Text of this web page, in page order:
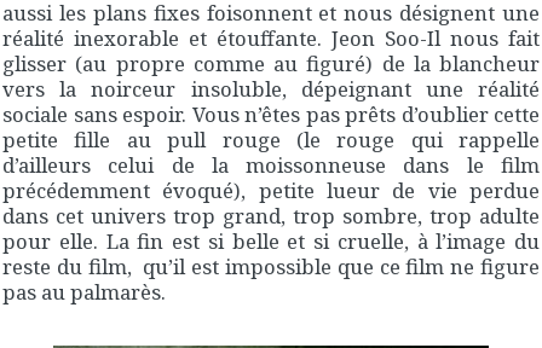
aussi les plans fixes foisonnent et nous désignent une
réalité inexorable et étouffante. Jeon Soo-Il nous fait
glisser (au propre comme au figuré) de la blancheur
vers la noirceur insoluble, dépeignant une réalité
sociale sans espoir. Vous n’êtes pas prêts d’oublier cette
petite fille au pull rouge (le rouge qui rappelle
d’ailleurs celui de la moissonneuse dans le film
précédemment évoqué), petite lueur de vie perdue
dans cet univers trop grand, trop sombre, trop adulte
pour elle. La fin est si belle et si cruelle, à l’image du
reste du film, qu’il est impossible que ce film ne figure
pas au palmarès.